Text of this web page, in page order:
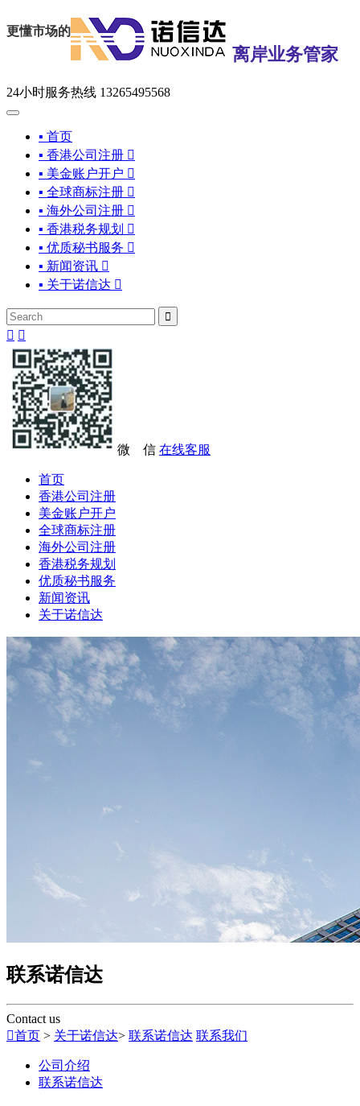
更懂市场的
离岸业务管家
24小时服务热线 13265495568
▪ 首页
▪ 香港公司注册 
▪ 美金账户开户 
▪ 全球商标注册 
▪ 海外公司注册 
▪ 香港税务规划 
▪ 优质秘书服务 
▪ 新闻资讯 
▪ 关于诺信达 

 
微 信 在线客服
首页
香港公司注册
美金账户开户
全球商标注册
海外公司注册
香港税务规划
优质秘书服务
新闻资讯
关于诺信达
联系诺信达
Contact us
首页 > 关于诺信达> 联系诺信达 联系我们
公司介绍
联系诺信达